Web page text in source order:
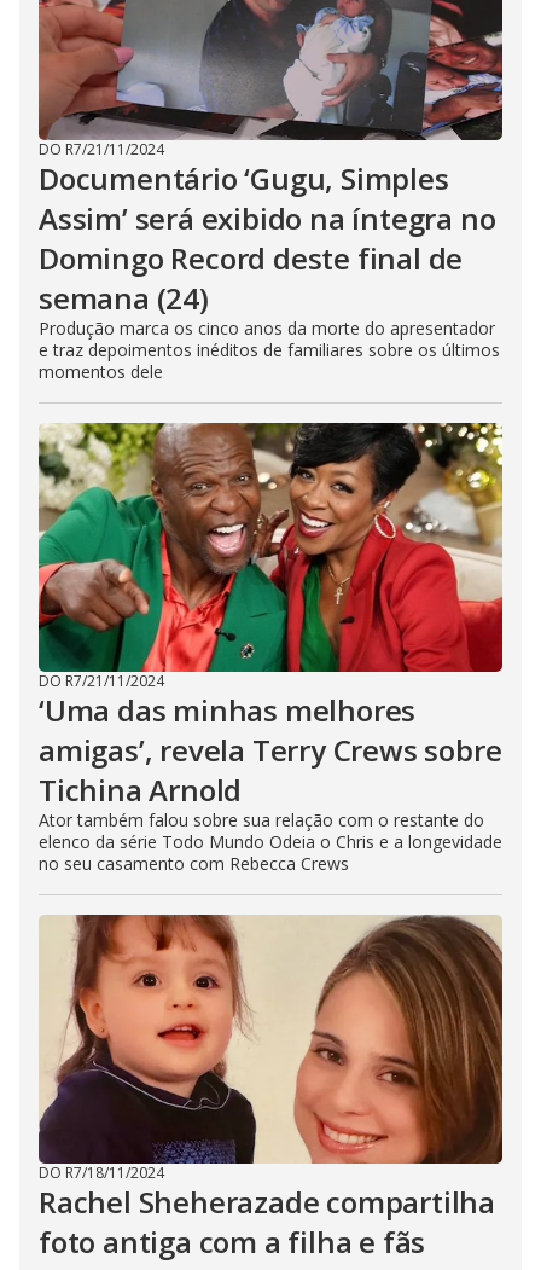
DO R7/21/11/2024
Documentário ‘Gugu, Simples
Assim’ será exibido na íntegra no
Domingo Record deste final de
semana (24)
Produção marca os cinco anos da morte do apresentador
e traz depoimentos inéditos de familiares sobre os últimos
momentos dele
DO R7/21/11/2024
‘Uma das minhas melhores
amigas’, revela Terry Crews sobre
Tichina Arnold
Ator também falou sobre sua relação com o restante do
elenco da série Todo Mundo Odeia o Chris e a longevidade
no seu casamento com Rebecca Crews
DO R7/18/11/2024
Rachel Sheherazade compartilha
foto antiga com a filha e fãs